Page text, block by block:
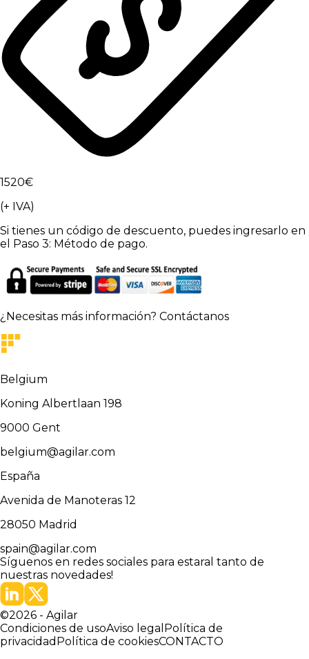
1520€
(+ IVA)
Si tienes un código de descuento, puedes ingresarlo en
el Paso 3: Método de pago.
¿Necesitas más información? Contáctanos
Belgium
Koning Albertlaan 198
9000 Gent
belgium@agilar.com
España
Avenida de Manoteras 12
28050 Madrid
spain@agilar.com
Síguenos en redes sociales para estaral tanto de
nuestras novedades!
©2026 - Agilar
Condiciones de usoAviso legal Política de
privacidad Política de cookiesCONTACTO